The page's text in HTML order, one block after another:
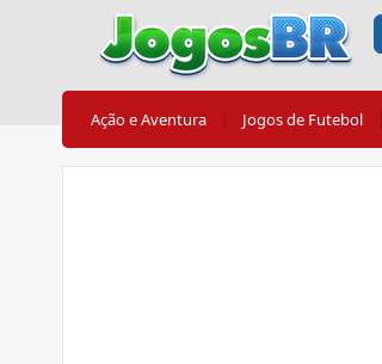
Ação e Aventura Jogos de Futebol